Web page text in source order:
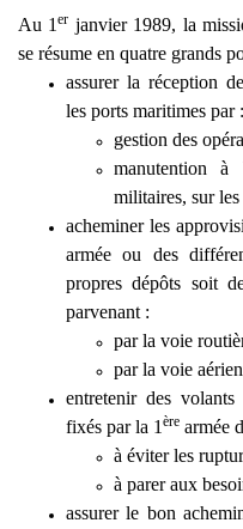
Au 1er janvier 1989, la
se résume en quatre grands
assurer la réception
les ports maritimes par :
gestion des
manutention
militaires, sur
acheminer les
armée ou des
propres dépôts soit
parvenant :
par la voie
par la voie
entretenir des volants
fixés par la 1 ère armée
à éviter les
à parer aux
assurer le bon